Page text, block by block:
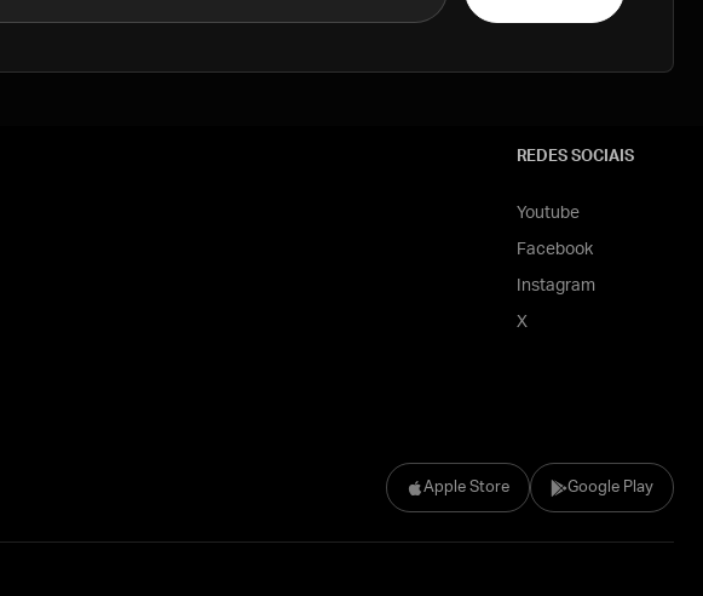
Apple Store Google Play
REDES SOCIAIS
Youtube
Facebook
Instagram
X